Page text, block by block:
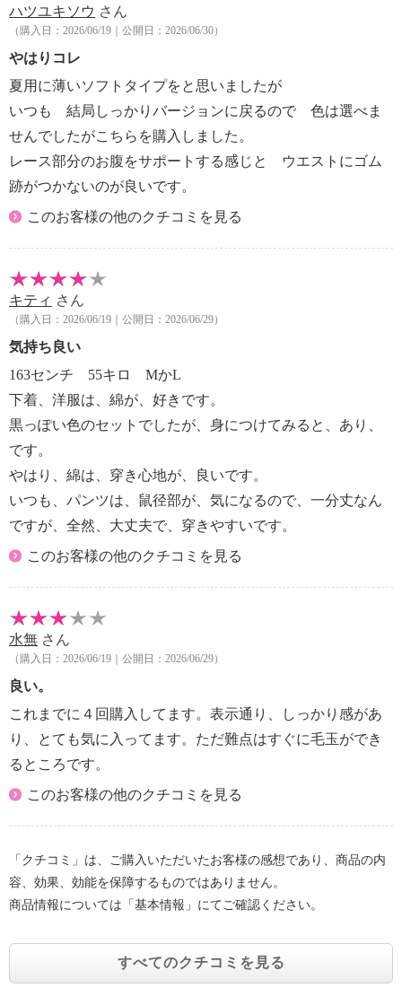
※販売色 ：セット内容
・ネイビーセット：ネイビー×２、モカブラウン×２、
プラチナグレー×１
・ベージュセット：ココア×２、ベージュ×２、モーブ
ピンク×１
ハツユキソウ さん
（購入日：2026/06/19｜公開日：2026/06/30）
やはりコレ
夏用に薄いソフトタイプをと思いましたが
いつも 結局しっかりバージョンに戻るので 色は選べま
せんでしたがこちらを購入しました。
レース部分のお腹をサポートする感じと ウエストにゴム
跡がつかないのが良いです。
このお客様の他のクチコミを見る
キティ さん
（購入日：2026/06/19｜公開日：2026/06/29）
気持ち良い
163センチ 55キロ MかL
下着、洋服は、綿が、好きです。
黒っぽい色のセットでしたが、身につけてみると、あり、
です。
やはり、綿は、穿き心地が、良いです。
いつも、パンツは、鼠径部が、気になるので、一分丈なん
ですが、全然、大丈夫で、穿きやすいです。
このお客様の他のクチコミを見る
水無 さん
（購入日：2026/06/19｜公開日：2026/06/29）
良い。
これまでに４回購入してます。表示通り、しっかり感があ
り、とても気に入ってます。ただ難点はすぐに毛玉ができ
るところです。
このお客様の他のクチコミを見る
「クチコミ」は、ご購入いただいたお客様の感想であり、商品の内
容、効果、効能を保障するものではありません。
商品情報については「基本情報」にてご確認ください。
すべてのクチコミを見る